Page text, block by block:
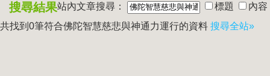
搜尋結果站內文章搜尋： 標題
內容
共找到0筆符合佛陀智慧慈悲與神通力運行的資料 搜尋全站»